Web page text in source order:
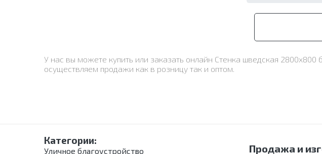
У нас вы можете купить или заказать онлайн Стенка шведская
осуществляем продажи как в розницу так и оптом.
Категории:
Уличное благоустройство Продажа и